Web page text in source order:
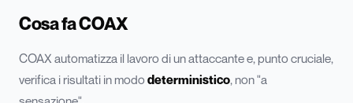
Cosa fa COAX
COAX automatizza il lavoro di un attaccante e, punto cruciale,
verifica i risultati in mododeterministico, non "a